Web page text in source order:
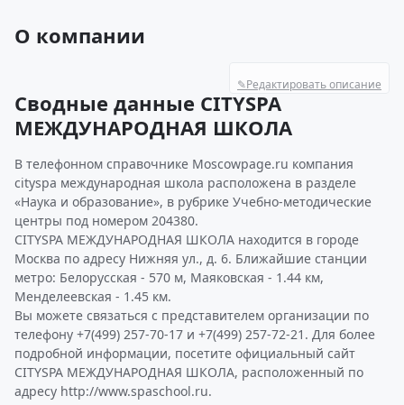
О компании
✎Редактировать описание
Сводные данные CITYSPA
МЕЖДУНАРОДНАЯ ШКОЛА
В телефонном справочнике Moscowpage.ru компания
cityspa международная школа расположена в разделе
«Наука и образование», в рубрике Учебно-методические
центры под номером 204380.
CITYSPA МЕЖДУНАРОДНАЯ ШКОЛА находится в городе
Москва по адресу Нижняя ул., д. 6. Ближайшие станции
метро: Белорусская - 570 м, Маяковская - 1.44 км,
Менделеевская - 1.45 км.
Вы можете связаться с представителем организации по
телефону +7(499) 257-70-17 и +7(499) 257-72-21. Для более
подробной информации, посетите официальный сайт
CITYSPA МЕЖДУНАРОДНАЯ ШКОЛА, расположенный по
адресу http://www.spaschool.ru.